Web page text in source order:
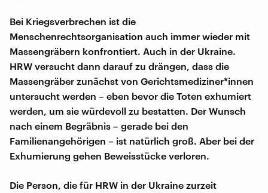
Bei Kriegsverbrechen ist die
Menschenrechtsorganisation auch immer wieder mit
Massengräbern konfrontiert. Auch in der Ukraine.
HRW versucht dann darauf zu drängen, dass die
Massengräber zunächst von Gerichtsmediziner*innen
untersucht werden – eben bevor die Toten exhumiert
werden, um sie würdevoll zu bestatten. Der Wunsch
nach einem Begräbnis – gerade bei den
Familienangehörigen – ist natürlich groß. Aber bei der
Exhumierung gehen Beweisstücke verloren.
Die Person, die für HRW in der Ukraine zurzeit